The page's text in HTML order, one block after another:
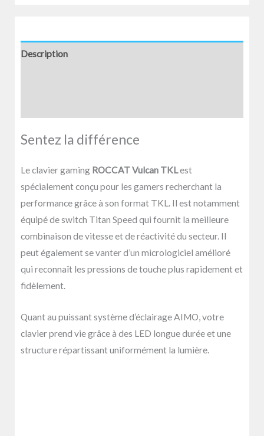
Description
Sentez la différence
Le clavier gaming ROCCAT Vulcan TKLest
spécialement conçu pour les gamers recherchant la
performance grâce à son format TKL. Il est notamment
équipé de switch Titan Speed qui fournit la meilleure
combinaison de vitesse et de réactivité du secteur. Il
peut également se vanter d’un micrologiciel amélioré
qui reconnaît les pressions de touche plus rapidement et
fidèlement.
Quant au puissant système d’éclairage AIMO, votre
clavier prend vie grâce à des LED longue durée et une
structure répartissant uniformément la lumière.